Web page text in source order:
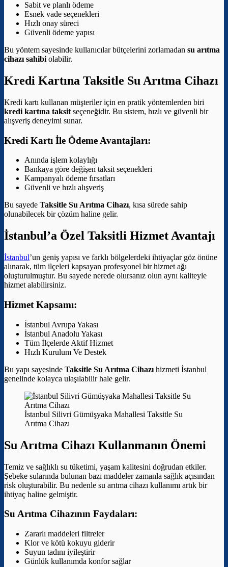
Sabit ve planlı ödeme
Esnek vade seçenekleri
Hızlı onay süreci
Güvenli ödeme yapısı
Bu yöntem sayesinde kullanıcılar bütçelerini zorlamadan su arıtma
cihazı sahibi olabilir.
Kredi Kartına Taksitle Su Arıtma Cihazı
Kredi kartı kullanan müşteriler için en pratik yöntemlerden biri
kredi kartına taksit seçeneğidir. Bu sistem, hızlı ve güvenli bir
alışveriş deneyimi sunar.
Kredi Kartı İle Ödeme Avantajları:
Anında işlem kolaylığı
Bankaya göre değişen taksit seçenekleri
Kampanyalı ödeme fırsatları
Güvenli ve hızlı alışveriş
Bu sayede Taksitle Su Arıtma Cihazı, kısa sürede sahip
olunabilecek bir çözüm haline gelir.
İstanbul’a Özel Taksitli Hizmet Avantajı
İstanbul’un geniş yapısı ve farklı bölgelerdeki ihtiyaçlar göz önüne
alınarak, tüm ilçeleri kapsayan profesyonel bir hizmet ağı
oluşturulmuştur. Bu sayede nerede olursanız olun aynı kaliteyle
hizmet alabilirsiniz.
Hizmet Kapsamı:
İstanbul Avrupa Yakası
İstanbul Anadolu Yakası
Tüm İlçelerde Aktif Hizmet
Hızlı Kurulum Ve Destek
Bu yapı sayesinde Taksitle Su Arıtma Cihazı hizmeti İstanbul
genelinde kolayca ulaşılabilir hale gelir.
İstanbul Silivri Gümüşyaka Mahallesi Taksitle Su
Arıtma Cihazı
Su Arıtma Cihazı Kullanmanın Önemi
Temiz ve sağlıklı su tüketimi, yaşam kalitesini doğrudan etkiler.
Şebeke sularında bulunan bazı maddeler zamanla sağlık açısından
risk oluşturabilir. Bu nedenle su arıtma cihazı kullanımı artık bir
ihtiyaç haline gelmiştir.
Su Arıtma Cihazının Faydaları:
Zararlı maddeleri filtreler
Klor ve kötü kokuyu giderir
Suyun tadını iyileştirir
Günlük kullanımda konfor sağlar